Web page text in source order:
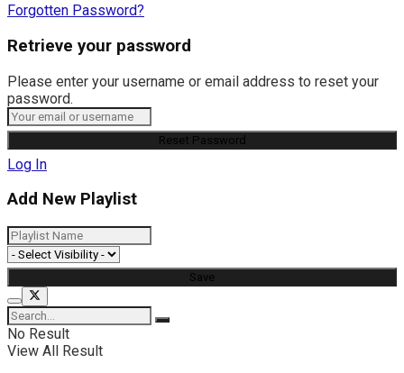
Forgotten Password?
Retrieve your password
Please enter your username or email address to reset your
password.
Log In
Add New Playlist
No Result
View All Result